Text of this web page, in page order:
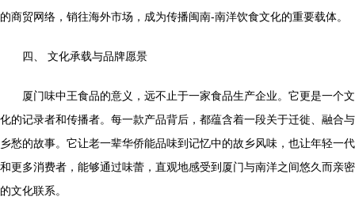
的商贸网络，销往海外市场，成为传播闽南-南洋饮食文化的重要载体。
四、 文化承载与品牌愿景
厦门味中王食品的意义，远不止于一家食品生产企业。它更是一个文
化的记录者和传播者。每一款产品背后，都蕴含着一段关于迁徙、融合与
乡愁的故事。它让老一辈华侨能品味到记忆中的故乡风味，也让年轻一代
和更多消费者，能够通过味蕾，直观地感受到厦门与南洋之间悠久而亲密
的文化联系。